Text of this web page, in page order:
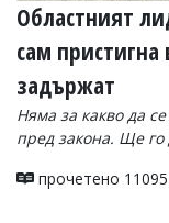
Областният
сам
задържат
Няма за какво да
пред закона. Ще го
прочетено